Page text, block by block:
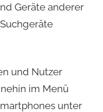
Geräte anderer
und Nutzer
im Menü
unter